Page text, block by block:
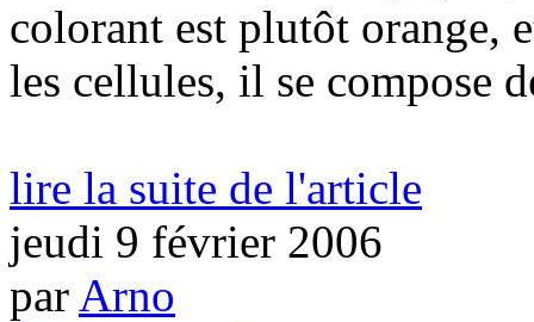
colorant est plutôt orange,
les cellules, il se compose
lire la suite de l'article
jeudi 9 février 2006
par Arno